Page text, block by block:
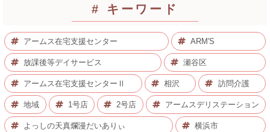
# キーワード
アームス在宅支援センター ARM'S
放課後等デイサービス 瀬谷区
アームス在宅支援センターⅡ 相沢 訪問介護
地域 1号店 2号店 アームスデリステーション
よっしの天真爛漫だいありぃ 横浜市